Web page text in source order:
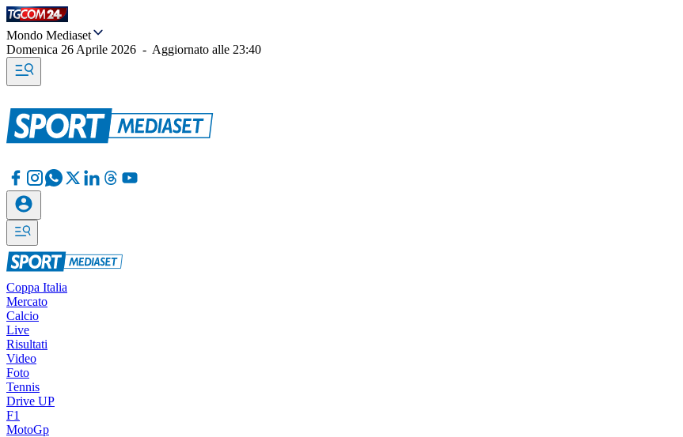
Mondo Mediaset
Domenica 26 Aprile 2026 - Aggiornato alle 23:40
Coppa Italia
Mercato
Calcio
Live
Risultati
Video
Foto
Tennis
Drive UP
F1
MotoGp